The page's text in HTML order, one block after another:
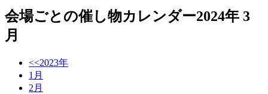
会場ごとの催し物カレンダー2024年 3
月
<<2023年
1月
2月